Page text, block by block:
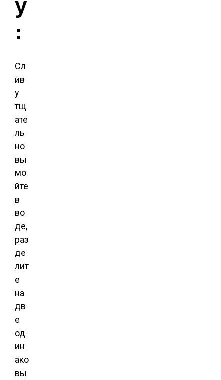
:
Сл
ив
у
тщ
ате
ль
но
вы
мо
йте
в
во
де,
раз
де
лит
е
на
дв
е
од
ин
ако
вы